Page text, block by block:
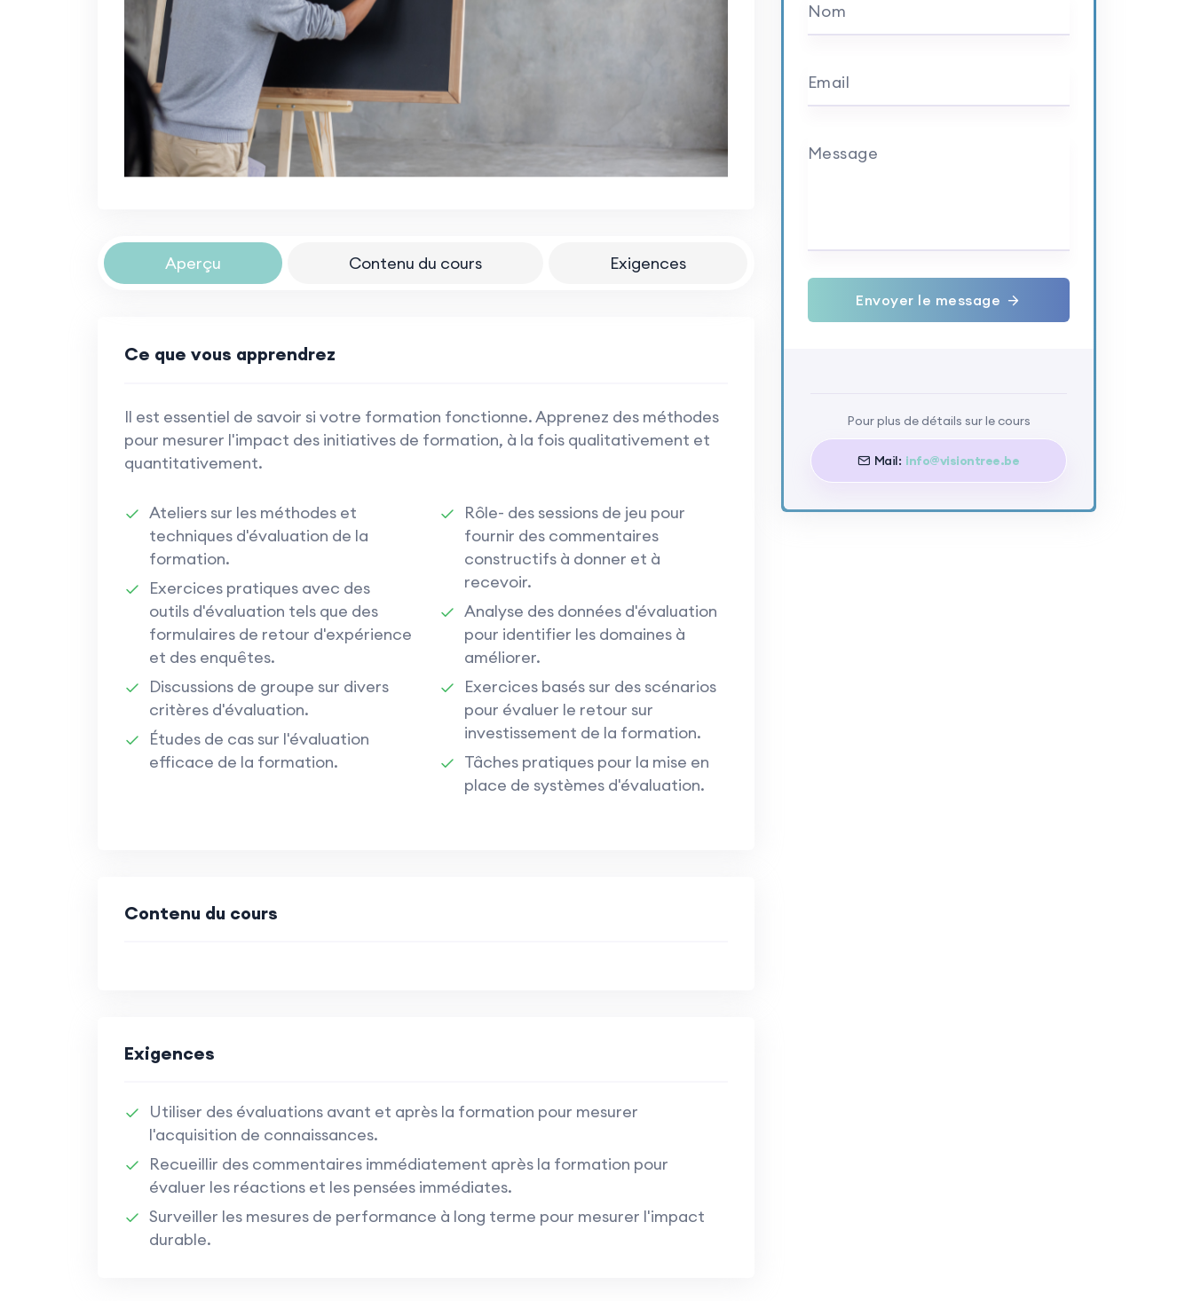
Aperçu Contenu du cours Exigences
Ce que vous apprendrez
Il est essentiel de savoir si votre formation fonctionne. Apprenez des méthodes
pour mesurer l'impact des initiatives de formation, à la fois qualitativement et
quantitativement.
Ateliers sur les méthodes et
techniques d'évaluation de la
formation.
Exercices pratiques avec des
outils d'évaluation tels que des
formulaires de retour d'expérience
et des enquêtes.
Discussions de groupe sur divers
critères d'évaluation.
Études de cas sur l'évaluation
efficace de la formation.
Rôle- des sessions de jeu pour
fournir des commentaires
constructifs à donner et à
recevoir.
Analyse des données d'évaluation
pour identifier les domaines à
améliorer.
Exercices basés sur des scénarios
pour évaluer le retour sur
investissement de la formation.
Tâches pratiques pour la mise en
place de systèmes d'évaluation.
Contenu du cours
Exigences
Utiliser des évaluations avant et après la formation pour mesurer
l'acquisition de connaissances.
Recueillir des commentaires immédiatement après la formation pour
évaluer les réactions et les pensées immédiates.
Surveiller les mesures de performance à long terme pour mesurer l'impact
durable.
Nom
Email
Message
Envoyer le message
Pour plus de détails sur le cours
Mail: info@visiontree.be